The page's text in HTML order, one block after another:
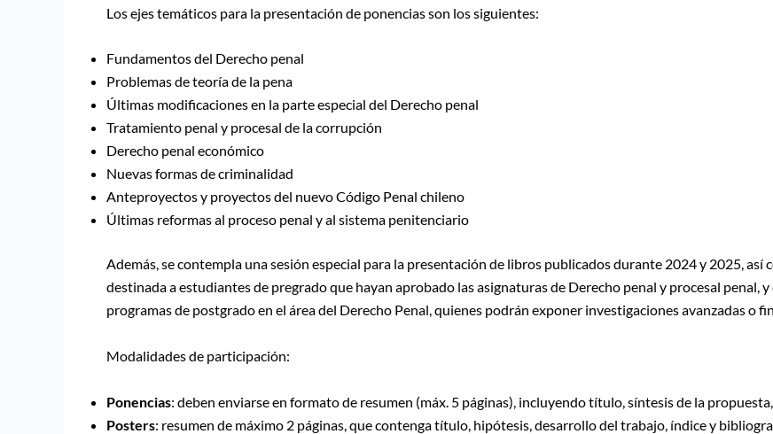
Los ejes temáticos para la presentación de ponencias son los siguientes:
Fundamentos del Derecho penal
Problemas de teoría de la pena
Últimas modificaciones en la parte especial del Derecho penal
Tratamiento penal y procesal de la corrupción
Derecho penal económico
Nuevas formas de criminalidad
Anteproyectos y proyectos del nuevo Código Penal chileno
Últimas reformas al proceso penal y al sistema penitenciario
Además, se contempla una sesión especial para la presentación de libros publicados durante 2024 y 2025,
destinada a estudiantes de pregrado que hayan aprobado las asignaturas de Derecho penal y procesal penal,
programas de postgrado en el área del Derecho Penal, quienes podrán exponer investigaciones avanzadas o
Modalidades de participación:
Ponencias: deben enviarse en formato de resumen (máx. 5 páginas), incluyendo título, síntesis de la
Posters: resumen de máximo 2 páginas, que contenga título, hipótesis, desarrollo del trabajo, índice y